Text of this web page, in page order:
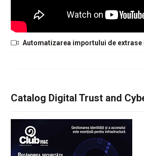
Automatizarea importului de extrase
Catalog Digital Trust and